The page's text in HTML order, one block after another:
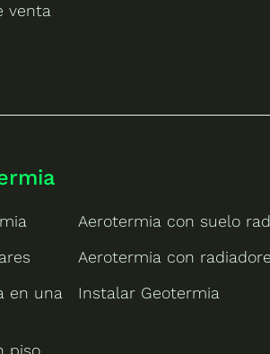
venta
en una
piso
Aerotermia con suelo
Aerotermia con
Instalar Geotermia